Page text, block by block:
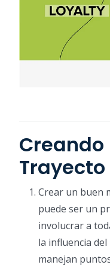
Crear un buen
puede ser un
involucrar a
la influencia
manejan